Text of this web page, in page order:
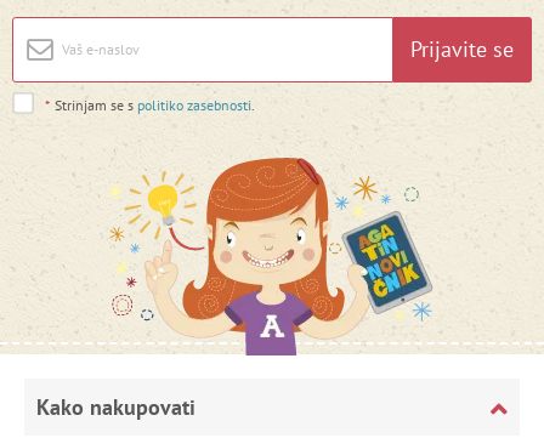
Prijavite se
* Strinjam se s politiko zasebnosti
Kako nakupovati